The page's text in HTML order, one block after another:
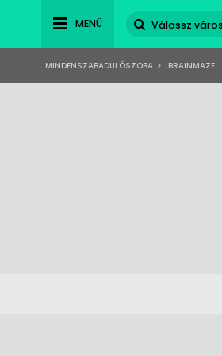
MENÜ
MINDENSZABADULÓSZOBA > BRAINMAZE